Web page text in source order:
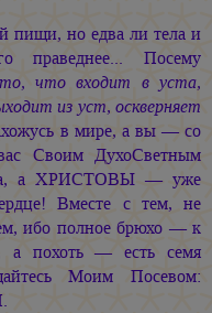
пищи, но едва ли тела и
праведнее... Посему
что входит в уста,
из уст, оскверняет
в мире, а вы — со
Своим ДухоСветным
а ХРИСТОВЫ — уже
Вместе с тем, не
ибо полное брюхо — к
а похоть — есть семя
Моим Посевом: